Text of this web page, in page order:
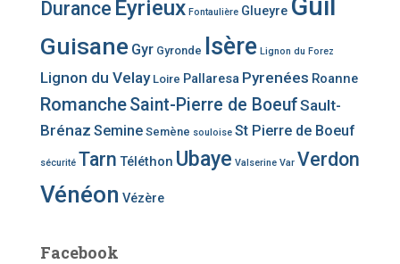
Durance Eyrieux Fontaulière Glueyre Guil
Guisane Gyr Gyronde Isère Lignon du Forez
Lignon du Velay Loire Pallaresa Pyrenées Roanne
RomancheSaint-Pierre de BoeufSault-
Brénaz Semine Semène souloise St Pierre de Boeuf
sécurité Tarn Téléthon Ubaye Valserine Var Verdon
Vénéon Vézère
Facebook